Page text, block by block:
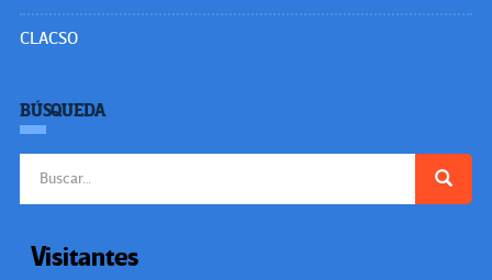
CLACSO
BÚSQUEDA
Visitantes